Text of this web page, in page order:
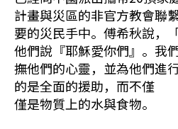
計畫與災區的非官方教會聯
要的災民手中。傅希秋說，
他們說『耶穌愛你們』。我
撫他們的心靈，並為他們進
的是全面的援助，而不僅
僅是物質上的水與食物。